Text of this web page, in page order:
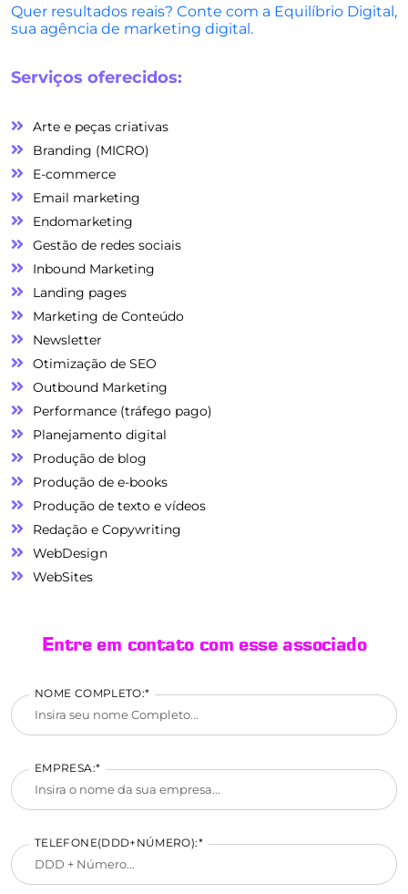
Quer resultados reais? Conte com a Equilíbrio Digital,
sua agência de marketing digital.
Serviços oferecidos:
Arte e peças criativas
Branding (MICRO)
E-commerce
Email marketing
Endomarketing
Gestão de redes sociais
Inbound Marketing
Landing pages
Marketing de Conteúdo
Newsletter
Otimização de SEO
Outbound Marketing
Performance (tráfego pago)
Planejamento digital
Produção de blog
Produção de e-books
Produção de texto e vídeos
Redação e Copywriting
WebDesign
WebSites
Entre em contato com esse associado
NOME COMPLETO:*
EMPRESA:*
TELEFONE(DDD+NÚMERO):*